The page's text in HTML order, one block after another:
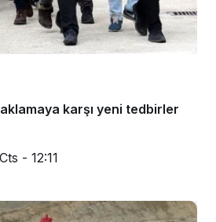
karşı yeni tedbirler
- 12:11